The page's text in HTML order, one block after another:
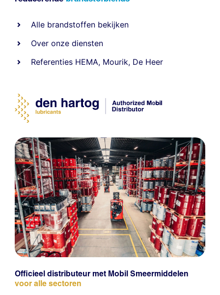
Alle brandstoffen bekijken
Over onze diensten
Referenties HEMA, Mourik, De Heer
Officieel distributeur met Mobil Smeermiddelen
voor alle sectoren